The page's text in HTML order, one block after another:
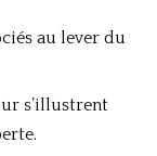
au lever du
s’illustrent